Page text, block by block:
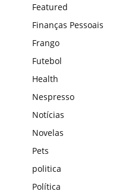
Featured
Finanças Pessoais
Frango
Futebol
Health
Nespresso
Notícias
Novelas
Pets
politica
Política